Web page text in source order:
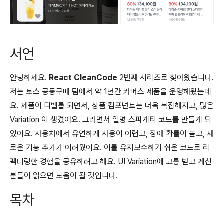
서언
안녕하세요. React CleanCode 2번째 시리즈로 찾아왔습니다.
저는 토스 공동구매 팀에서 약 1년간 커머스 제품을 운영해왔는데
요. 제품이 디벨롭 되면서, 상품 컴포넌트는 더욱 복잡해지고, 많은
Variation 이 생겼어요. 그러면서 일명 스파게티 코드를 만들게 되
었어요. 사용처에서 유연하게 사용이 어렵고, 장애 확률이 높고, 새
로운 기능 추가가 어려웠어요. 이를 유지보수하기 쉬운 코드로 리
팩터링한 경험을 공유하려고 해요. UI Variation에 고통 받고 계신
분들이 읽으면 도움이 될 것입니다.
목차